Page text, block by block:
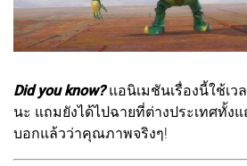
Did you know?แอนิเมชันเรื่องนี้ใช้เว
นะ แถมยังได้ไปฉายที่ต่างประเทศทั้งแ
บอกแล้วว่าคุณภาพจริงๆ!